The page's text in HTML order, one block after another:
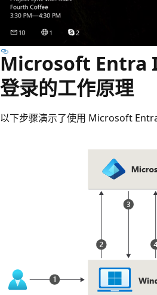
Microsoft Entra
登录的工作原理
以下步骤演示了使用 Microsoft